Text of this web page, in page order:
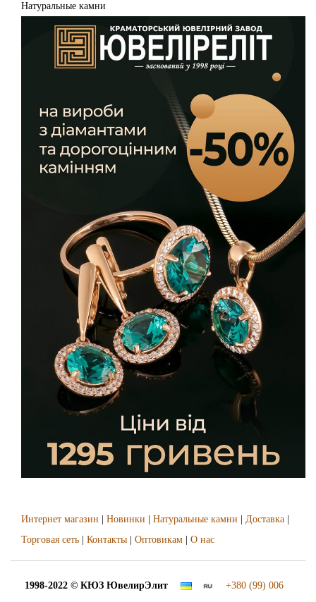
Натуральные камни
Интернет магазин Новинки Натуральные камни Доставка
Торговая сеть
Контакты Оптовикам О нас
1998-2022 © КЮЗ ЮвелирЭлит
+380 (99) 006